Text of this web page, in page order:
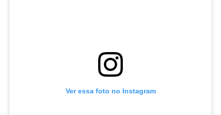
Ver essa foto no Instagram